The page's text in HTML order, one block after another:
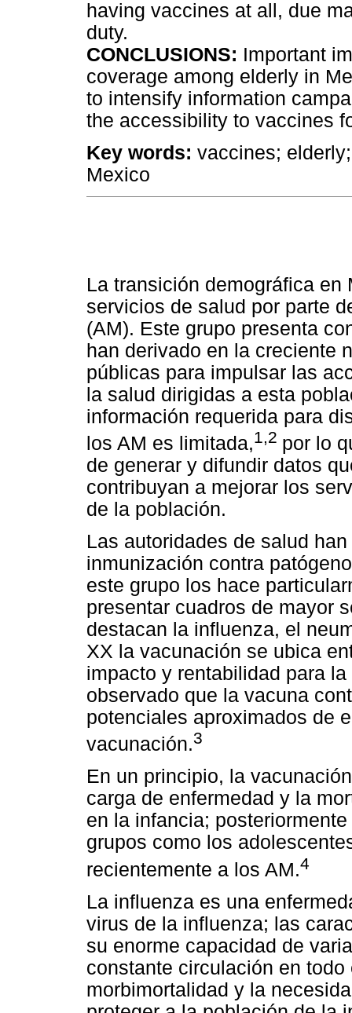
having vaccines at all, due
duty.
CONCLUSIONS: Important
coverage among elderly in
to intensify information
the accessibility to vaccines
Key words: vaccines;
Mexico
La transición demográfica
servicios de salud por parte
(AM). Este grupo presenta
han derivado en la creciente
públicas para impulsar las
la salud dirigidas a esta
información requerida para
los AM es limitada,1,2 por lo
de generar y difundir datos
contribuyan a mejorar los
de la población.
Las autoridades de salud
inmunización contra
este grupo los hace
presentar cuadros de mayor
destacan la influenza, el
XX la vacunación se ubica
impacto y rentabilidad para
observado que la vacuna
potenciales aproximados de
vacunación.3
En un principio, la
carga de enfermedad y la
en la infancia;
grupos como los
recientemente a los AM.4
La influenza es una
virus de la influenza; las
su enorme capacidad de
constante circulación en
morbimortalidad y la